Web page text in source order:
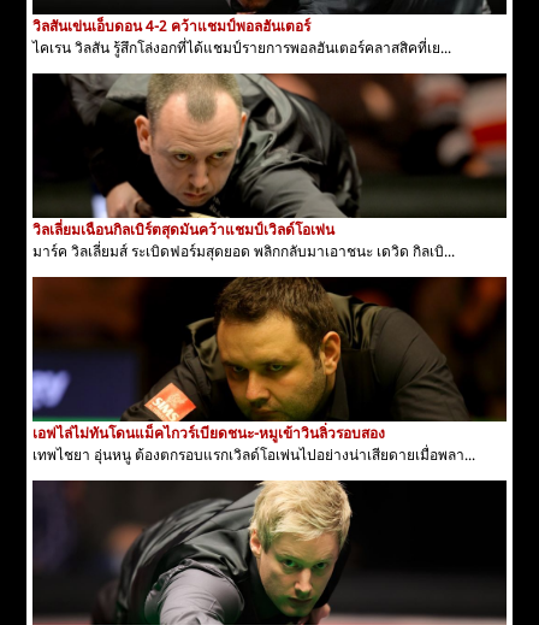
วิลสันเข่นเอ็บดอน 4-2 คว้าแชมป์พอลฮันเตอร์
ไคเรน วิลสัน รู้สึกโล่งอกที่ได้แชมป์รายการพอลฮันเตอร์คลาสสิคที่เย...
วิลเลี่ยมเฉือนกิลเบิร์ตสุดมันคว้าแชมป์เวิลด์โอเพ่น
มาร์ค วิลเลี่ยมส์ ระเบิดฟอร์มสุดยอด พลิกกลับมาเอาชนะ เดวิด กิลเบิ...
เอฟไล่ไม่ทันโดนแม็คไกวร์เบียดชนะ-หมูเข้าวินลิ่วรอบสอง
เทพไชยา อุ่นหนู ต้องตกรอบแรกเวิลด์โอเพ่นไปอย่างน่าเสียดายเมื่อพลา...